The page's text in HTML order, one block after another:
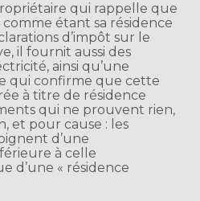
qui rappelle que
comme étant sa résidence
d’impôt sur le
il fournit aussi des
ainsi qu’une
qui confirme que cette
à titre de résidence
qui ne prouvent rien,
et pour cause : les
d’une
à celle
d’une « résidence